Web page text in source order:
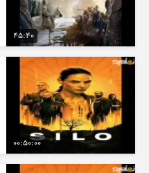
45:40
00:50:00